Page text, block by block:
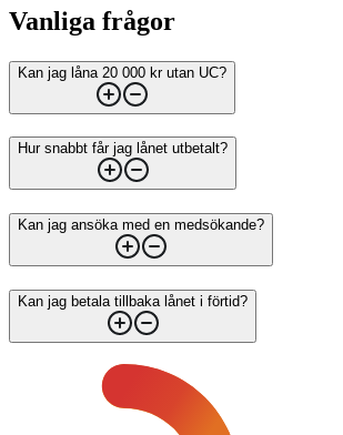
Vanliga frågor
Kan jag låna 20 000 kr utan UC?
Hur snabbt får jag lånet utbetalt?
Kan jag ansöka med en medsökande?
Kan jag betala tillbaka lånet i förtid?